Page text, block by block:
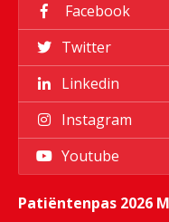
Facebook
Twitter
Linkedin
Instagram
Youtube
Patiëntenpas 2026